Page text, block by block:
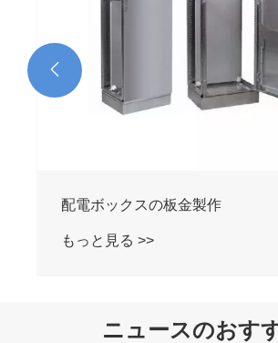
配電ボックスの板金製作
もっと見る >>

ニュースのおす